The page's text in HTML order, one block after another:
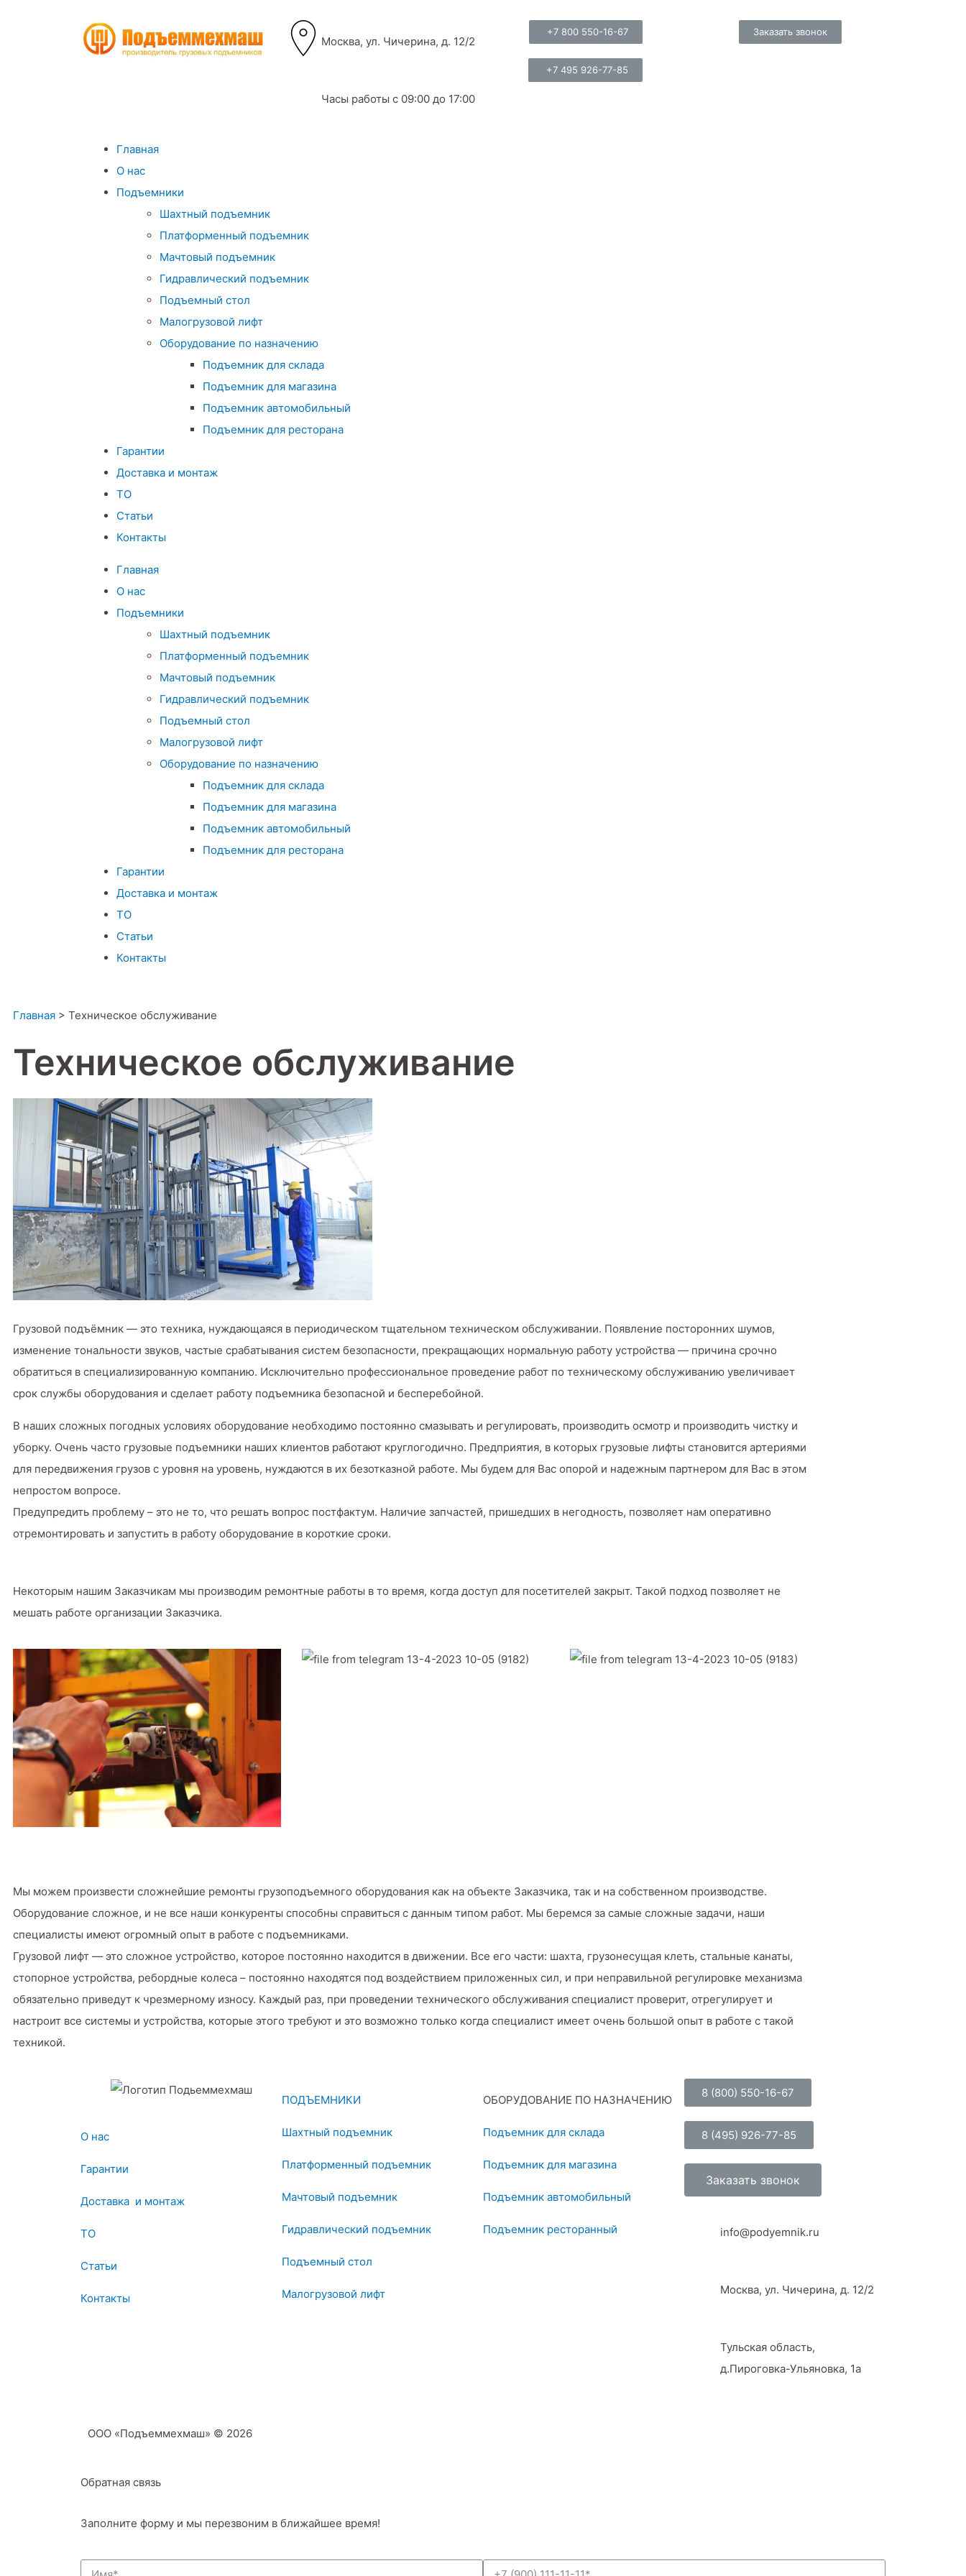
Москва, ул. Чичерина, д. 12/2
Часы работы с 09:00 до 17:00
+7 800 550-16-67
+7 495 926-77-85
Заказать звонок
Главная
О нас
Подъемники
Шахтный подъемник
Платформенный подъемник
Мачтовый подъемник
Гидравлический подъемник
Подъемный стол
Малогрузовой лифт
Оборудование по назначению
Подъемник для склада
Подъемник для магазина
Подъемник автомобильный
Подъемник для ресторана
Гарантии
Доставка и монтаж
ТО
Статьи
Контакты
Главная
О нас
Подъемники
Шахтный подъемник
Платформенный подъемник
Мачтовый подъемник
Гидравлический подъемник
Подъемный стол
Малогрузовой лифт
Оборудование по назначению
Подъемник для склада
Подъемник для магазина
Подъемник автомобильный
Подъемник для ресторана
Гарантии
Доставка и монтаж
ТО
Статьи
Контакты
Главная > Техническое обслуживание
Техническое обслуживание
Грузовой подъёмник — это техника, нуждающаяся в периодическом тщательном техническом обслуживании. Появление посторонних шумов,
изменение тональности звуков, частые срабатывания систем безопасности, прекращающих нормальную работу устройства — причина срочно
обратиться в специализированную компанию. Исключительно профессиональное проведение работ по техническому обслуживанию увеличивает
срок службы оборудования и сделает работу подъемника безопасной и бесперебойной.
В наших сложных погодных условиях оборудование необходимо постоянно смазывать и регулировать, производить осмотр и производить чистку и
уборку. Очень часто грузовые подъемники наших клиентов работают круглогодично. Предприятия, в которых грузовые лифты становится артериями
для передвижения грузов с уровня на уровень, нуждаются в их безотказной работе. Мы будем для Вас опорой и надежным партнером для Вас в этом
непростом вопросе.
Предупредить проблему – это не то, что решать вопрос постфактум. Наличие запчастей, пришедших в негодность, позволяет нам оперативно
отремонтировать и запустить в работу оборудование в короткие сроки.
Некоторым нашим Заказчикам мы производим ремонтные работы в то время, когда доступ для посетителей закрыт. Такой подход позволяет не
мешать работе организации Заказчика.
Мы можем произвести сложнейшие ремонты грузоподъемного оборудования как на объекте Заказчика, так и на собственном производстве.
Оборудование сложное, и не все наши конкуренты способны справиться с данным типом работ. Мы беремся за самые сложные задачи, наши
специалисты имеют огромный опыт в работе с подъемниками.
Грузовой лифт — это сложное устройство, которое постоянно находится в движении. Все его части: шахта, грузонесущая клеть, стальные канаты,
стопорное устройства, ребордные колеса – постоянно находятся под воздействием приложенных сил, и при неправильной регулировке механизма
обязательно приведут к чрезмерному износу. Каждый раз, при проведении технического обслуживания специалист проверит, отрегулирует и
настроит все системы и устройства, которые этого требуют и это возможно только когда специалист имеет очень большой опыт в работе с такой
техникой.
О нас
Гарантии
Доставка и монтаж
ТО
Статьи
Контакты
ПОДЪЕМНИКИ
Шахтный подъемник
Платформенный подъемник
Мачтовый подъемник
Гидравлический подъемник
Подъемный стол
Малогрузовой лифт
ОБОРУДОВАНИЕ ПО НАЗНАЧЕНИЮ
Подъемник для склада
Подъемник для магазина
Подъемник автомобильный
Подъемник ресторанный
8 (800) 550-16-67
8 (495) 926-77-85
Заказать звонок
info@podyemnik.ru
Москва, ул. Чичерина, д. 12/2
Тульская область,
д.Пироговка-Ульяновка, 1а
ООО «Подъеммехмаш» © 2026
Обратная связь
Заполните форму и мы перезвоним в ближайшее время!